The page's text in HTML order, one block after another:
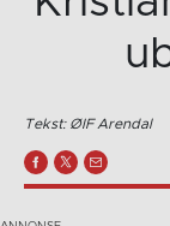
Tekst: ØIF Arendal